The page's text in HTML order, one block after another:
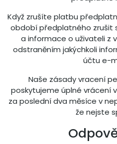
Když zrušíte platbu
období předplatného zrušit
a informace o uživateli z
odstraněním jakýchkoli
účtu e-
Naše zásady vracení
poskytujeme úplné vrácení
za poslední dva měsíce v
že nejste